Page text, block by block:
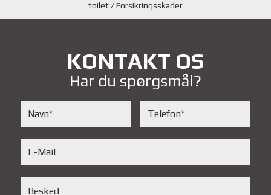
toilet / Forsikringsskader
KONTAKT OS
Har du spørgsmål?